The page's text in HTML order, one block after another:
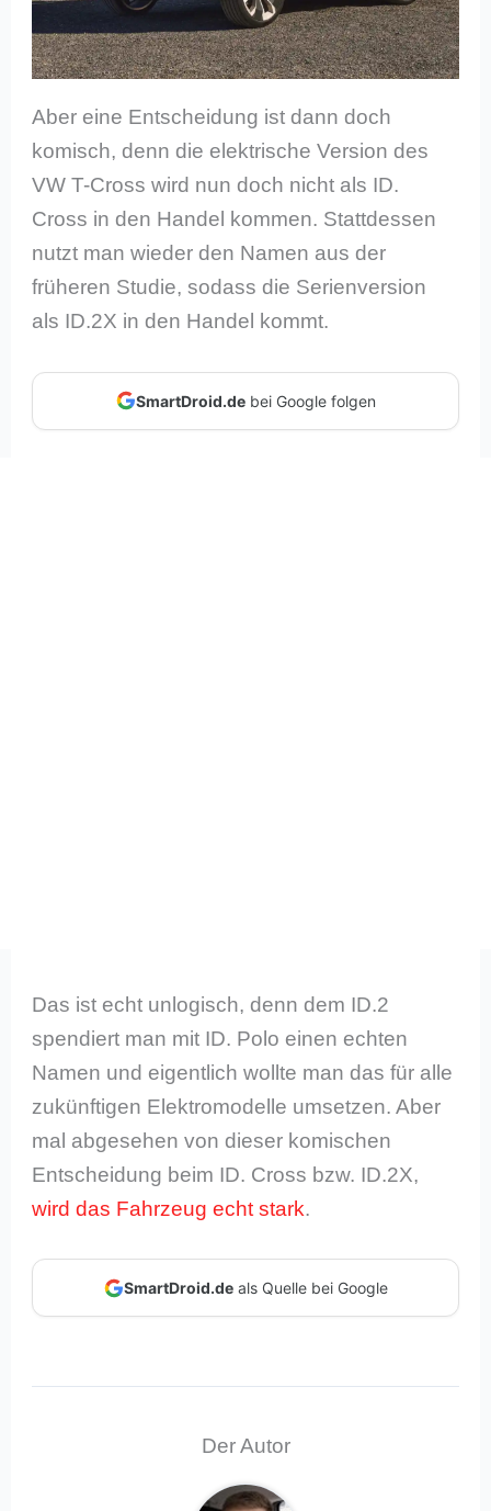
Aber eine Entscheidung ist dann doch
komisch, denn die elektrische Version des
VW T-Cross wird nun doch nicht als ID.
Cross in den Handel kommen. Stattdessen
nutzt man wieder den Namen aus der
früheren Studie, sodass die Serienversion
als ID.2X in den Handel kommt.
SmartDroid.debei Google folgen
Das ist echt unlogisch, denn dem ID.2
spendiert man mit ID. Polo einen echten
Namen und eigentlich wollte man das für alle
zukünftigen Elektromodelle umsetzen. Aber
mal abgesehen von dieser komischen
Entscheidung beim ID. Cross bzw. ID.2X,
wird das Fahrzeug echt stark.
SmartDroid.deals Quelle bei Google
Der Autor